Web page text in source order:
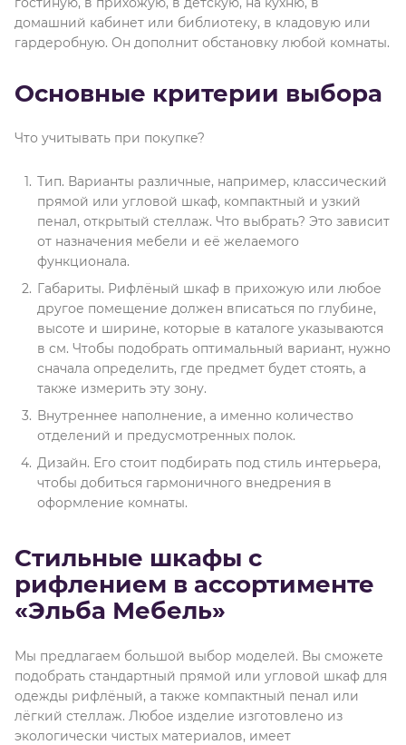
домашний кабинет или библиотеку, в кладовую или
гардеробную. Он дополнит обстановку любой комнаты.
Основные критерии выбора
Что учитывать при покупке?
Тип. Варианты различные, например, классический
прямой или угловой шкаф, компактный и узкий
пенал, открытый стеллаж. Что выбрать? Это зависит
от назначения мебели и её желаемого
функционала.
Габариты. Рифлёный шкаф в прихожую или любое
другое помещение должен вписаться по глубине,
высоте и ширине, которые в каталоге указываются
в см. Чтобы подобрать оптимальный вариант, нужно
сначала определить, где предмет будет стоять, а
также измерить эту зону.
Внутреннее наполнение, а именно количество
отделений и предусмотренных полок.
Дизайн. Его стоит подбирать под стиль интерьера,
чтобы добиться гармоничного внедрения в
оформление комнаты.
Стильные шкафы с
рифлением в ассортименте
«Эльба Мебель»
Мы предлагаем большой выбор моделей. Вы сможете
подобрать стандартный прямой или угловой шкаф для
одежды рифлёный, а также компактный пенал или
лёгкий стеллаж. Любое изделие изготовлено из
экологически чистых материалов, имеет